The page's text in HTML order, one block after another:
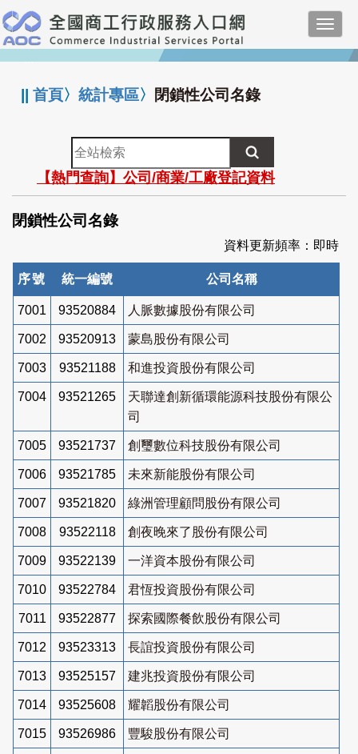
跳
到
主
要
:::
||首頁〉統計專區〉 閉鎖性公司名錄
全
站
檢
索
【熱門查詢】公司/商業/工廠登記資料
閉鎖性公司名錄
資料更新頻率：即時
序號 統一編號 公司名稱
7001 93520884 人脈數據股份有限公司
7002 93520913 蒙島股份有限公司
7003 93521188 和進投資股份有限公司
7004 93521265
天聯達創新循環能源科技股份有限公
司
7005 93521737 創璽數位科技股份有限公司
7006 93521785 未來新能股份有限公司
7007 93521820 綠洲管理顧問股份有限公司
7008 93522118 創夜晚來了股份有限公司
7009 93522139 一洋資本股份有限公司
7010 93522784 君恆投資股份有限公司
7011 93522877 探索國際餐飲股份有限公司
7012 93523313 長誼投資股份有限公司
7013 93525157 建兆投資股份有限公司
7014 93525608 耀韜股份有限公司
7015 93526986 豐駿股份有限公司